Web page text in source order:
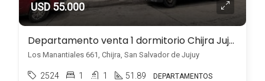
USD 55.000
Departamento venta 1 dormitorio Chijra Jujuy
Los Manantiales 661, Chijra, San Salvador de Jujuy
2524 1 1 51.89 DEPARTAMENTOS